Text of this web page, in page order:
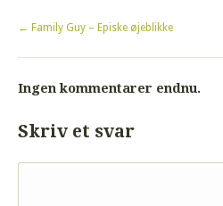
← Family Guy – Episke øjeblikke
Ingen kommentarer endnu.
Skriv et svar